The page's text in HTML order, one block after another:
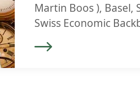
Martin Boos ),
Swiss Economic
rechtzeitigen